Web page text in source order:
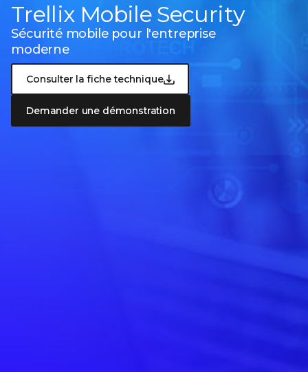
Trellix Mobile Security
Sécurité mobile pour l'entreprise
moderne
Consulter la fiche technique
Demander une démonstration